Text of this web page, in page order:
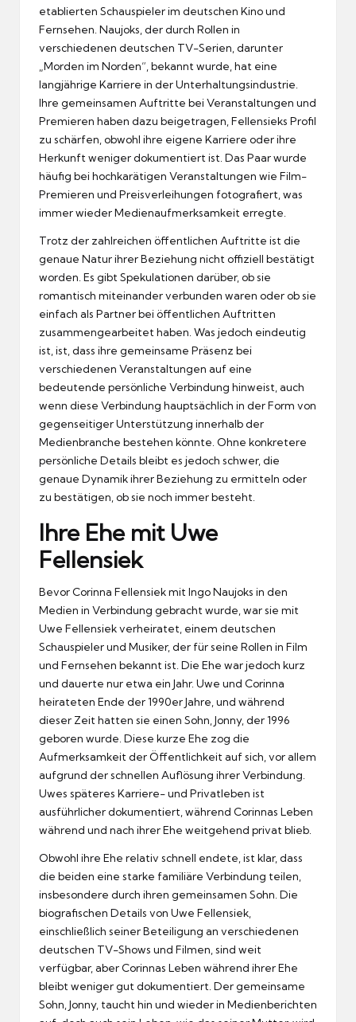
etablierten Schauspieler im deutschen Kino und
Fernsehen. Naujoks, der durch Rollen in
verschiedenen deutschen TV-Serien, darunter
„Morden im Norden“, bekannt wurde, hat eine
langjährige Karriere in der Unterhaltungsindustrie.
Ihre gemeinsamen Auftritte bei Veranstaltungen und
Premieren haben dazu beigetragen, Fellensieks Profil
zu schärfen, obwohl ihre eigene Karriere oder ihre
Herkunft weniger dokumentiert ist. Das Paar wurde
häufig bei hochkarätigen Veranstaltungen wie Film-
Premieren und Preisverleihungen fotografiert, was
immer wieder Medienaufmerksamkeit erregte.
Trotz der zahlreichen öffentlichen Auftritte ist die
genaue Natur ihrer Beziehung nicht offiziell bestätigt
worden. Es gibt Spekulationen darüber, ob sie
romantisch miteinander verbunden waren oder ob sie
einfach als Partner bei öffentlichen Auftritten
zusammengearbeitet haben. Was jedoch eindeutig
ist, ist, dass ihre gemeinsame Präsenz bei
verschiedenen Veranstaltungen auf eine
bedeutende persönliche Verbindung hinweist, auch
wenn diese Verbindung hauptsächlich in der Form von
gegenseitiger Unterstützung innerhalb der
Medienbranche bestehen könnte. Ohne konkretere
persönliche Details bleibt es jedoch schwer, die
genaue Dynamik ihrer Beziehung zu ermitteln oder
zu bestätigen, ob sie noch immer besteht.
Ihre Ehe mit Uwe
Fellensiek
Bevor Corinna Fellensiek mit Ingo Naujoks in den
Medien in Verbindung gebracht wurde, war sie mit
Uwe Fellensiek verheiratet, einem deutschen
Schauspieler und Musiker, der für seine Rollen in Film
und Fernsehen bekannt ist. Die Ehe war jedoch kurz
und dauerte nur etwa ein Jahr. Uwe und Corinna
heirateten Ende der 1990er Jahre, und während
dieser Zeit hatten sie einen Sohn, Jonny, der 1996
geboren wurde. Diese kurze Ehe zog die
Aufmerksamkeit der Öffentlichkeit auf sich, vor allem
aufgrund der schnellen Auflösung ihrer Verbindung.
Uwes späteres Karriere- und Privatleben ist
ausführlicher dokumentiert, während Corinnas Leben
während und nach ihrer Ehe weitgehend privat blieb.
Obwohl ihre Ehe relativ schnell endete, ist klar, dass
die beiden eine starke familiäre Verbindung teilen,
insbesondere durch ihren gemeinsamen Sohn. Die
biografischen Details von Uwe Fellensiek,
einschließlich seiner Beteiligung an verschiedenen
deutschen TV-Shows und Filmen, sind weit
verfügbar, aber Corinnas Leben während ihrer Ehe
bleibt weniger gut dokumentiert. Der gemeinsame
Sohn, Jonny, taucht hin und wieder in Medienberichten